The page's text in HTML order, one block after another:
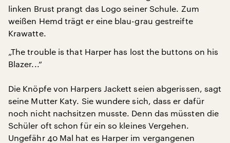
linken Brust prangt das Logo seiner Schule. Zum
weißen Hemd trägt er eine blau-grau gestreifte
Krawatte.
„The trouble is that Harper has lost the buttons on his
Blazer...“
Die Knöpfe von Harpers Jackett seien abgerissen, sagt
seine Mutter Katy. Sie wundere sich, dass er dafür
noch nicht nachsitzen musste. Denn das müssten die
Schüler oft schon für ein so kleines Vergehen.
Ungefähr 40 Mal hat es Harper im vergangenen